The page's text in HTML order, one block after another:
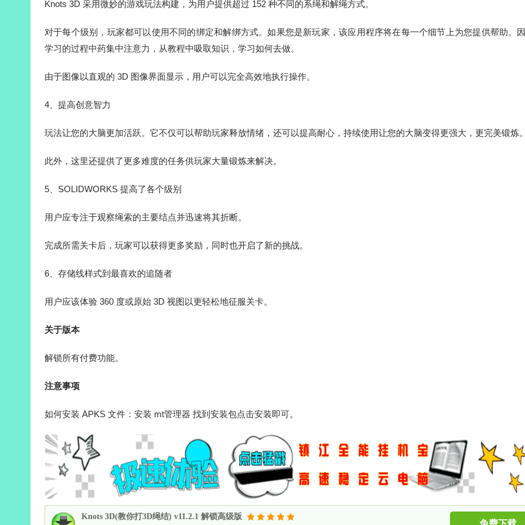
Knots 3D 采用微妙的游戏玩法构建，为用户提供超过 152 种不同的系绳和解绳方式。
对于每个级别，玩家都可以使用不同的绑定和解绑方式。如果您是新玩家，该应用程序将在每一个细节上为您提供帮助。
学习的过程中药集中注意力，从教程中吸取知识，学习如何去做。
由于图像以直观的 3D 图像界面显示，用户可以完全高效地执行操作。
4、提高创意智力
玩法让您的大脑更加活跃。它不仅可以帮助玩家释放情绪，还可以提高耐心，持续使用让您的大脑变得更强大，更完美锻炼。
此外，这里还提供了更多难度的任务供玩家大量锻炼来解决。
5、SOLIDWORKS 提高了各个级别
用户应专注于观察绳索的主要结点并迅速将其折断。
完成所需关卡后，玩家可以获得更多奖励，同时也开启了新的挑战。
6、存储线样式到最喜欢的追随者
用户应该体验 360 度或原始 3D 视图以更轻松地征服关卡。
关于版本
解锁所有付费功能。
注意事项
如何安装 APKS 文件：安装 mt管理器 找到安装包点击安装即可。
Knots 3D(教你打3D绳结) v11.2.1 解锁高级版